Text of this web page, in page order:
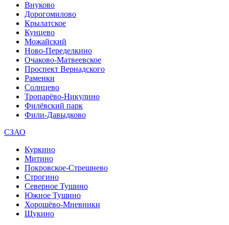
Внуково
Дорогомилово
Крылатское
Кунцево
Можайский
Ново-Переделкино
Очаково-Матвеевское
Проспект Вернадского
Раменки
Солнцево
Тропарёво-Никулино
Филёвский парк
Фили-Давыдково
СЗАО
Куркино
Митино
Покровское-Стрешнево
Строгино
Северное Тушино
Южное Тушино
Хорошёво-Мневники
Щукино